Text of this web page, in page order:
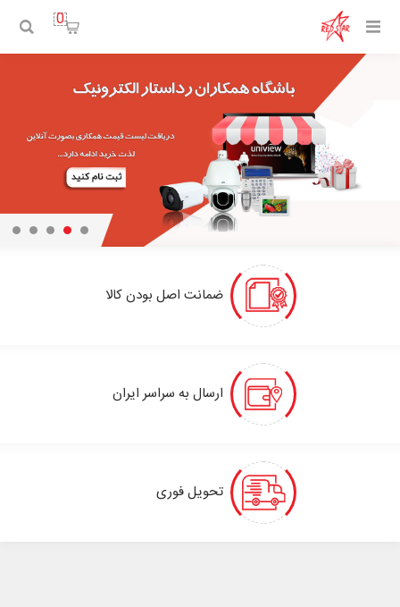
0
ضمانت اصل بودن کالا
ارسال به سراسر ایران
تحویل فوری